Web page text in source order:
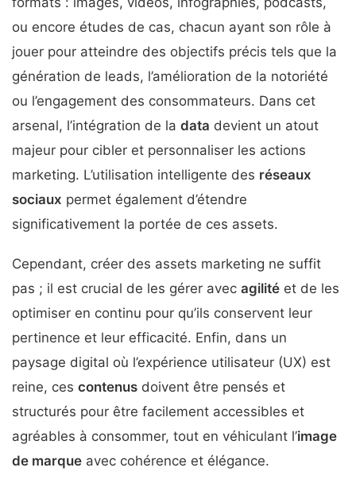
ou encore études de cas, chacun ayant son rôle à
jouer pour atteindre des objectifs précis tels que la
génération de leads, l’amélioration de la notoriété
ou l’engagement des consommateurs. Dans cet
arsenal, l’intégration de la data devient un atout
majeur pour cibler et personnaliser les actions
marketing. L’utilisation intelligente des réseaux
sociaux permet également d’étendre
significativement la portée de ces assets.
Cependant, créer des assets marketing ne suffit
pas ; il est crucial de les gérer avec agilité et de les
optimiser en continu pour qu’ils conservent leur
pertinence et leur efficacité. Enfin, dans un
paysage digital où l’expérience utilisateur (UX) est
reine, ces contenus doivent être pensés et
structurés pour être facilement accessibles et
agréables à consommer, tout en véhiculant l’image
de marque avec cohérence et élégance.